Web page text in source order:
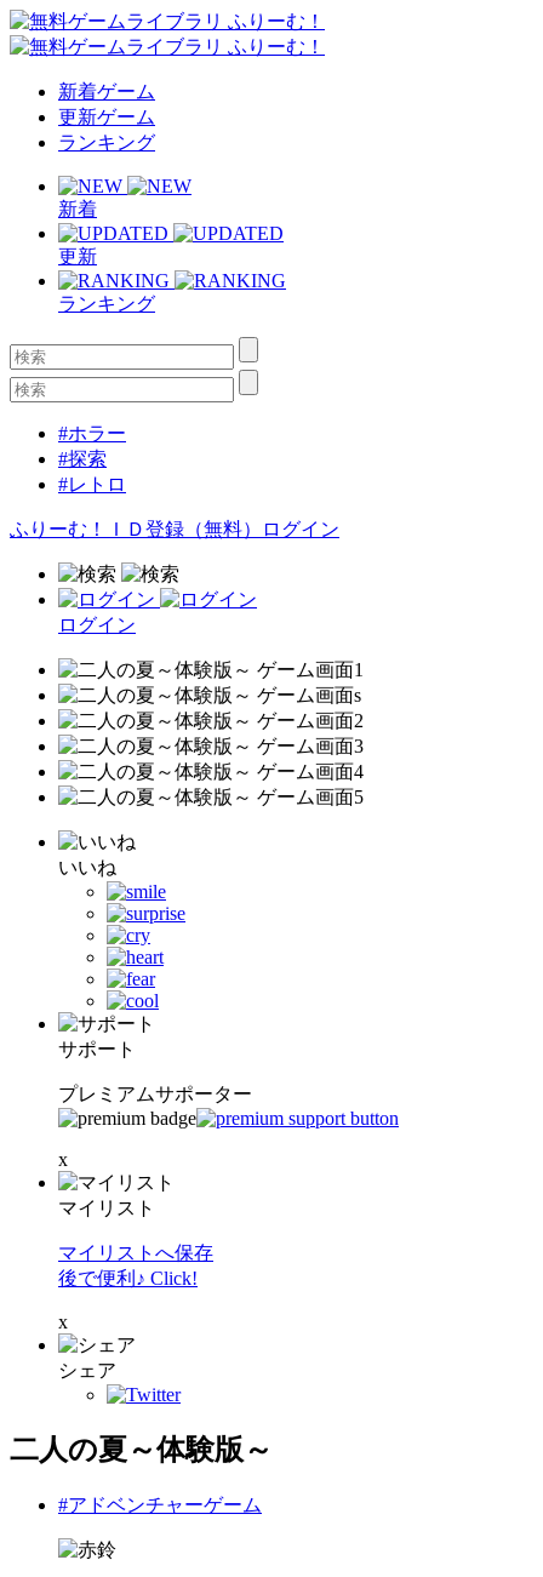
新着ゲーム
更新ゲーム
ランキング
新着
更新
ランキング
#ホラー
#探索
#レトロ
ふりーむ！ＩＤ登録（無料） ログイン
ログイン
いいね
サポート
プレミアムサポーター
x
マイリスト
マイリストへ保存
後で便利♪ Click!
x
シェア
二人の夏～体験版～
#アドベンチャーゲーム